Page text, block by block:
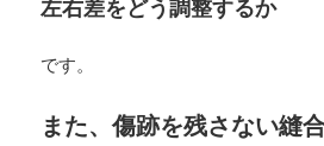
左右差をどう調整するか
です。
また、傷跡を残さない縫